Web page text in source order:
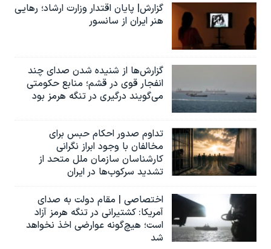
گزارش| پایان اقتدار وزارت ارشاد؛ رهایی
هنر ایران از سانسور
گزارش‌ها از شنیده شدن صدای چند
انفجار قوی در قشم؛ منابع حکومتی
می‌گویند درگیری در تنگه هرمز بود
تداوم صدور احکام حبس برای
مخالفان با وجود ابراز نگرانی
کارشناسان سازمان ملل متحد از
تشدید سرکوب‌ها در ایران
اختصاصی | مقام دولت به صدای
آمریکا: کشتیرانی در تنگه هرمز آزاد
است؛ هیچ‌گونه عوارضی اخذ نخواهد
شد